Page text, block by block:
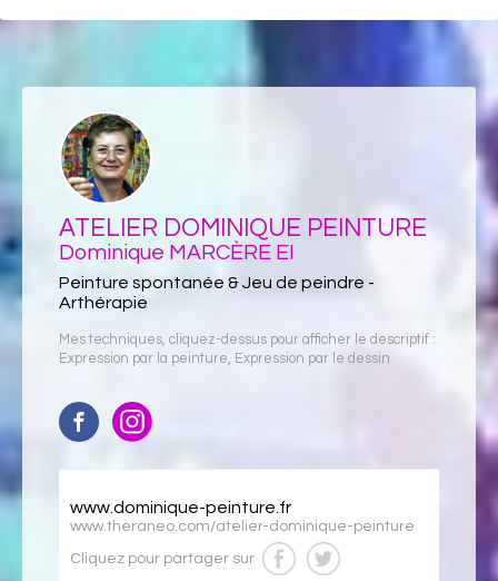
ATELIER DOMINIQUE PEINTURE
Dominique MARCÈRE EI
Peinture spontanée & Jeu de peindre -
Arthérapie
Mes techniques, cliquez-dessus pour afficher le descriptif :
Expression par la peinture, Expression par le dessin
www.dominique-peinture.fr
www.theraneo.com/atelier-dominique-peinture
Cliquez pour partager sur